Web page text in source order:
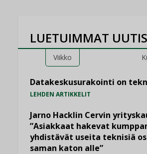
LUETUIMMAT
Viikko
Datakeskusurakointi on
LEHDEN ARTIKKELIT
Jarno Hacklin Cervin
”Asiakkaat hakevat
yhdistävät useita teknisiä
saman katon alle”